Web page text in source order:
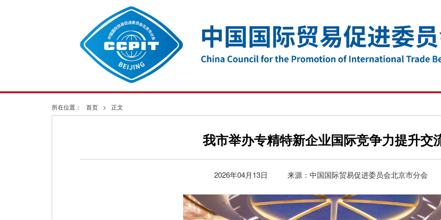
所在位置： 首页 > 正文
我市举办专精特新企业国际竞争力提升交
2026年04月13日 来源：中国国际贸易促进委员会北京市分会